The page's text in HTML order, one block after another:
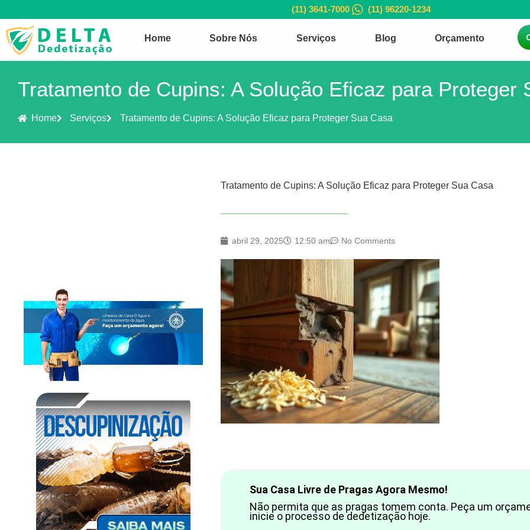
(11) 3641-7000 (11) 96220-1234
Home Sobre Nós Serviços Blog Orçamento
Tratamento de Cupins: A Solução Eficaz para Proteger
Home Serviços Tratamento de Cupins: A Solução Eficaz para Proteger Sua Casa
Tratamento de Cupins: A Solução Eficaz para Proteger Sua Casa
abril 29, 2025 12:50 am No Comments
Sua Casa Livre de Pragas Agora Mesmo!
Não permita que as pragas tomem conta. Peça um
inicie o processo de dedetização hoje.